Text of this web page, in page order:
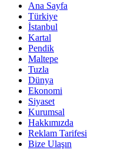
Ana Sayfa
Türkiye
İstanbul
Kartal
Pendik
Maltepe
Tuzla
Dünya
Ekonomi
Siyaset
Kurumsal
Hakkımızda
Reklam Tarifesi
Bize Ulaşın